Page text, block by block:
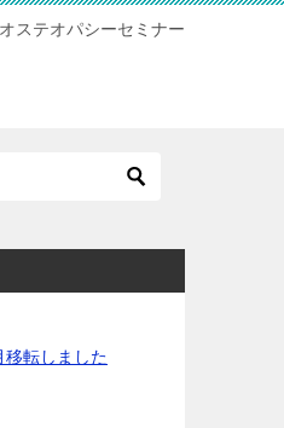
ステオパシーセミナー
転しました